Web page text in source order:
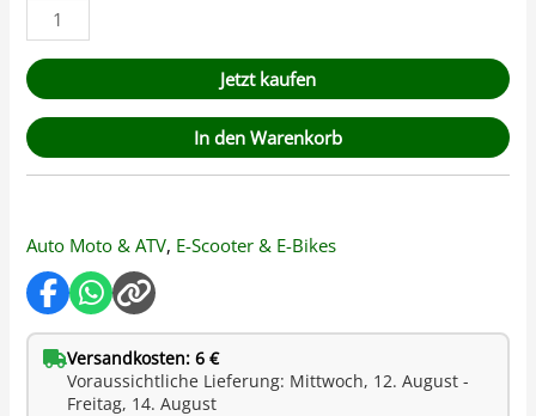
Jetzt kaufen
In den Warenkorb
Auto Moto & ATV, E-Scooter & E-Bikes
Versandkosten: 6 €
Voraussichtliche Lieferung: Mittwoch, 12. August -
Freitag, 14. August